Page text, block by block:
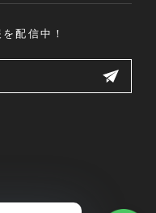
配信中！